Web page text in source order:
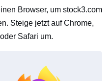
Browser, um stock3.com
Steige jetzt auf Chrome,
Safari um.